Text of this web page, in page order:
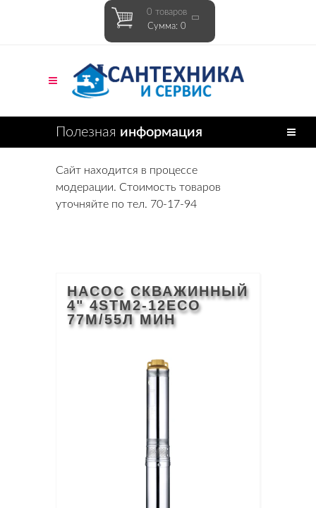
0 товаров
Сумма: 0
Полезная информация
Сайт находится в процессе
модерации. Стоимость товаров
уточняйте по тел. 70-17-94
НАСОС СКВАЖИННЫЙ
4" 4STM2-12ECO
77М/55Л МИН